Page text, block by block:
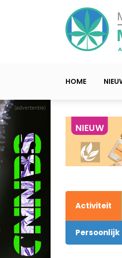
(advertentie)
HOME
Activiteit
Persoonlijk